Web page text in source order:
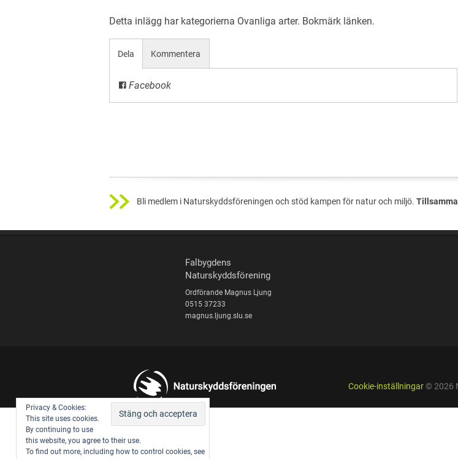
Detta inlägg har kategorierna Ovanliga arter. Bokmärk länken.
Dela
Facebook
Kommentera
Bli medlem i Naturskyddsföreningen och stöd kampen för natur och miljö.
Falbygdens
Naturskyddsförening
Ordförande Magnus Ljung
0515 37233
magnus.ljung.slu.se
Cookie-inställningar© 2026
Privacy & Cookies:
This site uses cookies.
By continuing to use
this website, you agree to their use.
To find out more, including how to control cookies, see